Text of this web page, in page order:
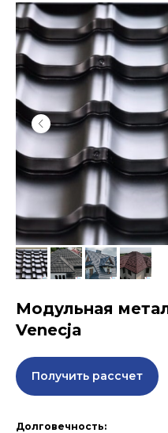
Модульная
Venecja
Получить рассчет
Долговечность: